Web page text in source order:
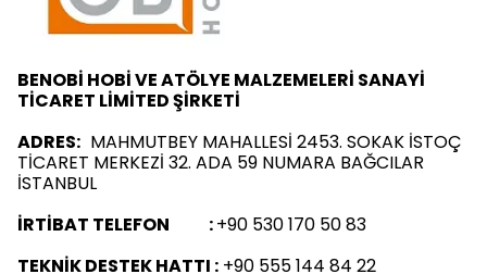
BENOBİ HOBİ VE ATÖLYE MALZEMELERİ SANAYİ
TİCARET LİMİTED ŞİRKETİ
ADRES: MAHMUTBEY MAHALLESİ 2453. SOKAK İSTOÇ
TİCARET MERKEZİ 32. ADA 59 NUMARA BAĞCILAR
İSTANBUL
İRTİBAT TELEFON :+90 530 170 50 83
TEKNİK DESTEK HATTI : +90 555 144 84 22